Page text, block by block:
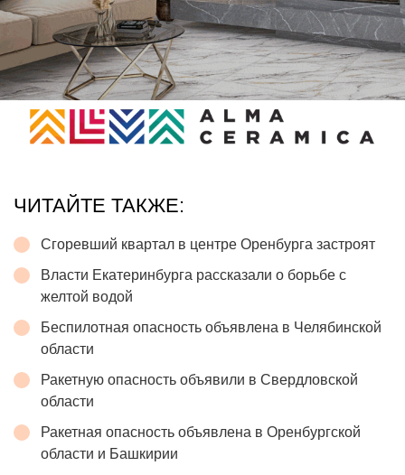
ЧИТАЙТЕ ТАКЖЕ:
Сгоревший квартал в центре Оренбурга застроят
Власти Екатеринбурга рассказали о борьбе с
желтой водой
Беспилотная опасность объявлена в Челябинской
области
Ракетную опасность объявили в Свердловской
области
Ракетная опасность объявлена в Оренбургской
области и Башкирии